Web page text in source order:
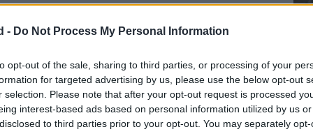
- Do Not Process My Personal Information
opt-out of the sale, sharing to third parties, or processing of your
for targeted advertising by us, please use the below opt-out
selection. Please note that after your opt-out request is processed
interest-based ads based on personal information utilized by us
to third parties prior to your opt-out. You may separately
Oriente Próximo y la crisis
ha generado unacrisis energéticaque ha obligado al